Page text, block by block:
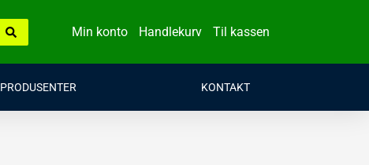
Min konto Handlekurv Til kassen
PRODUSENTER KONTAKT